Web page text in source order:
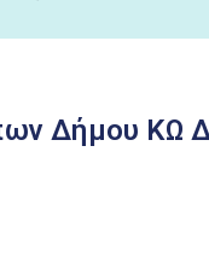
Δήμου ΚΩ